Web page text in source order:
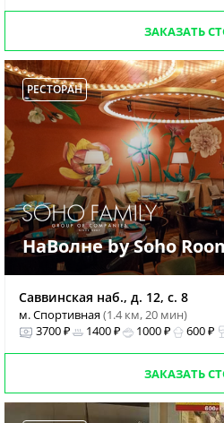
ЗАКАЗАТЬ
РЕСТОРАН
НаВолне by Soho
Саввинская наб., д. 12, с. 8
м. Спортивная(1.4 км, 20 мин)
3700 ₽
1400 ₽ 1000 ₽ 600 ₽
ЗАКАЗАТЬ